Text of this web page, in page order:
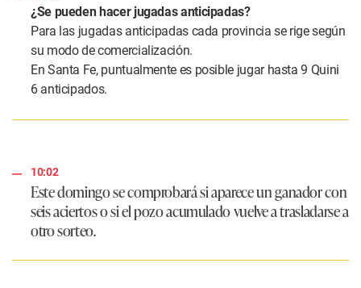
¿Se pueden hacer jugadas anticipadas?
Para las jugadas anticipadas cada provincia se rige según
su modo de comercialización.
En Santa Fe, puntualmente es posible jugar hasta 9 Quini
6 anticipados.
10:02
Este domingo se comprobará si aparece un ganador con
seis aciertos o si el pozo acumulado vuelve a trasladarse a
otro sorteo.